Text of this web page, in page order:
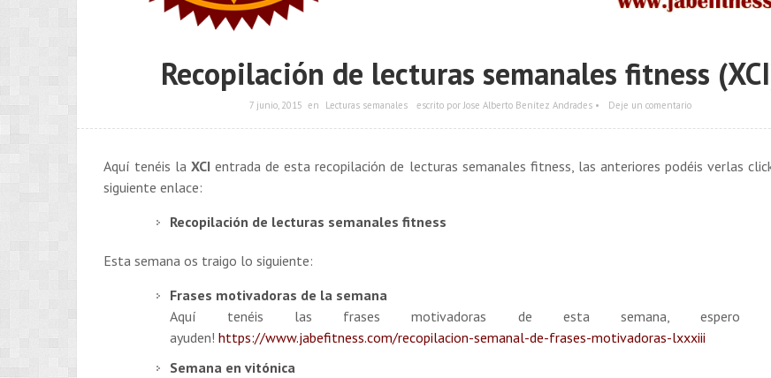
Recopilación de lecturas semanales fitness
7 junio, 2015 en Lecturas semanales escrito por Jose Alberto Benítez Andrades • Deje un comentario
Aquí tenéis laXCI entrada de esta recopilación de lecturas semanales fitness, las anteriores podéis verlas
siguiente enlace:
Recopilación de lecturas semanales fitness
Esta semana os traigo lo siguiente:
Frases motivadoras de la semana
Aquí tenéis las frases motivadoras de esta semana, espero
ayuden! https://www.jabefitness.com/recopilacion-semanal-de-frases-motivadoras-lxxxiii
Semana en vitónica